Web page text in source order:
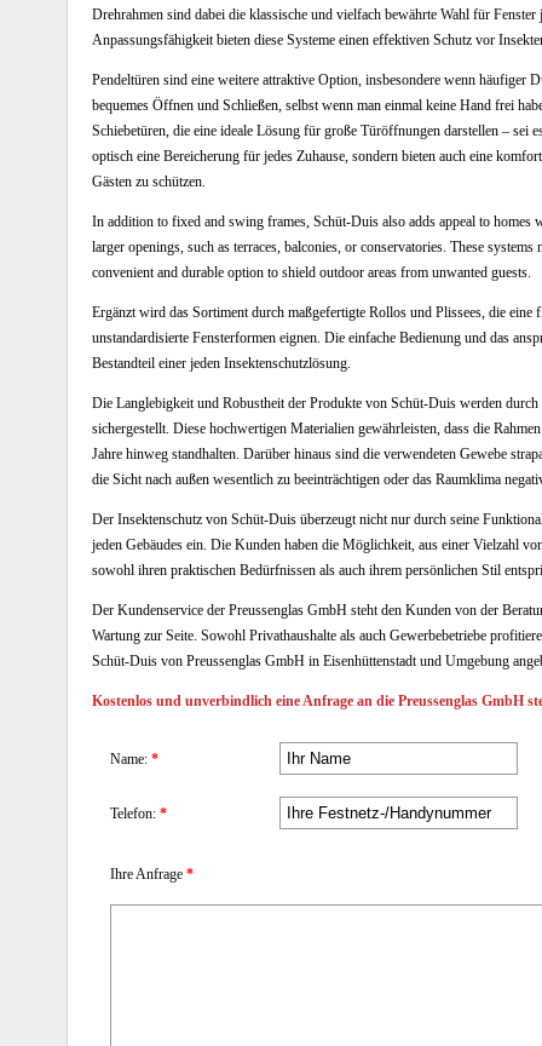
Drehrahmen sind dabei die klassische und vielfach bewährte Wahl für
Anpassungsfähigkeit bieten diese Systeme einen effektiven Schutz vor
Pendeltüren sind eine weitere attraktive Option, insbesondere wenn häufiger
bequemes Öffnen und Schließen, selbst wenn man einmal keine Hand frei
Schiebetüren, die eine ideale Lösung für große Türöffnungen darstellen – sei
optisch eine Bereicherung für jedes Zuhause, sondern bieten auch eine
Gästen zu schützen.
In addition to fixed and swing frames, Schüt-Duis also adds appeal to
larger openings, such as terraces, balconies, or conservatories. These
convenient and durable option to shield outdoor areas from unwanted guests.
Ergänzt wird das Sortiment durch maßgefertigte Rollos und Plissees, die
unstandardisierte Fensterformen eignen. Die einfache Bedienung und das
Bestandteil einer jeden Insektenschutzlösung.
Die Langlebigkeit und Robustheit der Produkte von Schüt-Duis werden
sichergestellt. Diese hochwertigen Materialien gewährleisten, dass die
Jahre hinweg standhalten. Darüber hinaus sind die verwendeten Gewebe
die Sicht nach außen wesentlich zu beeinträchtigen oder das Raumklima
Der Insektenschutz von Schüt-Duis überzeugt nicht nur durch seine
jeden Gebäudes ein. Die Kunden haben die Möglichkeit, aus einer Vielzahl
sowohl ihren praktischen Bedürfnissen als auch ihrem persönlichen Stil
Der Kundenservice der Preussenglas GmbH steht den Kunden von der
Wartung zur Seite. Sowohl Privathaushalte als auch Gewerbebetriebe
Schüt-Duis von Preussenglas GmbH in Eisenhüttenstadt und Umgebung
Kostenlos und unverbindlich eine Anfrage an die Preussenglas GmbH
Name: *
Telefon: *
Ihre Anfrage *